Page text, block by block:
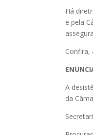
Há
e pela
Confira,
A
da